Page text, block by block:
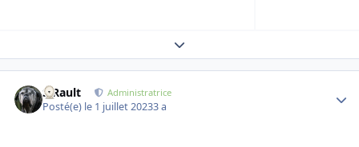
Expand topic overview
S.Rault Administratrice
Posté(e) le 1 juillet 20233 a